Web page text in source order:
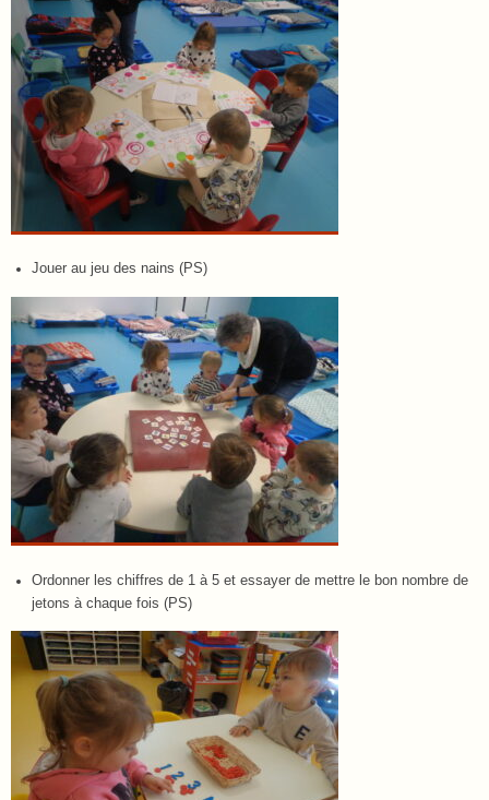
Jouer au jeu des nains (PS)
Ordonner les chiffres de 1 à 5 et essayer de mettre le bon nombre de
jetons à chaque fois (PS)